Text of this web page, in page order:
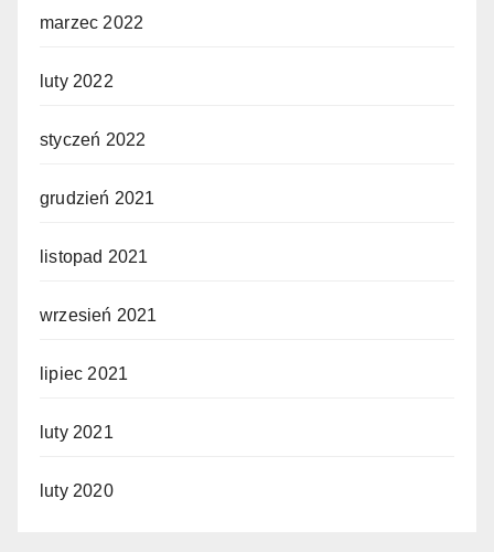
marzec 2022
luty 2022
styczeń 2022
grudzień 2021
listopad 2021
wrzesień 2021
lipiec 2021
luty 2021
luty 2020